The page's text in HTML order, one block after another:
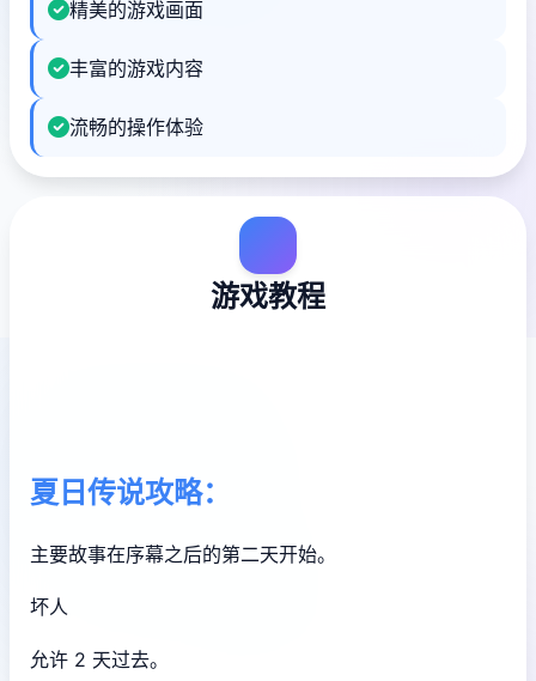
精美的游戏画面
丰富的游戏内容
流畅的操作体验
游戏教程
夏日传说攻略：
主要故事在序幕之后的第二天开始。
坏人
允许 2 天过去。